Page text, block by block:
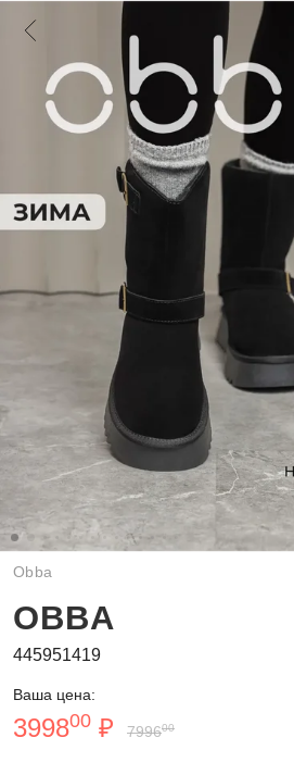
Obba
OBBA
445951419
Ваша цена:
399800 ₽ 799600